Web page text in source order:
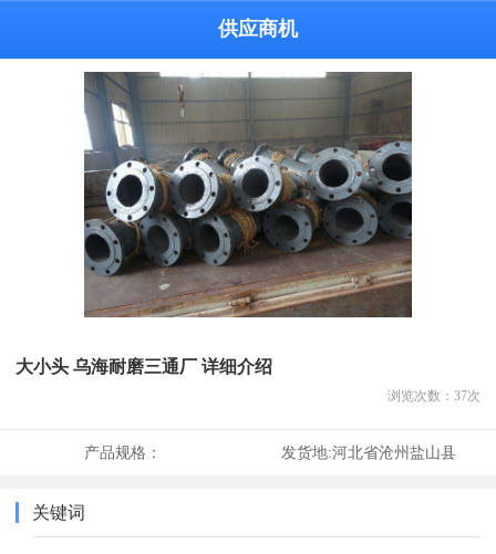
供应商机
大小头 乌海耐磨三通厂 详细介绍
浏览次数： 37次
产品规格： 发货地:河北省沧州盐山县
关键词